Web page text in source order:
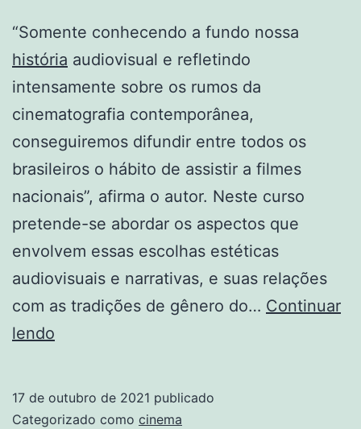
“Somente conhecendo a fundo nossa
história audiovisual e refletindo
intensamente sobre os rumos da
cinematografia contemporânea,
conseguiremos difundir entre todos os
brasileiros o hábito de assistir a filmes
nacionais”, afirma o autor. Neste curso
pretende-se abordar os aspectos que
envolvem essas escolhas estéticas
audiovisuais e narrativas, e suas relações
com as tradições de gênero do… Continuar
lendo
Contemporâneo
17 de outubro de 2021 publicado
Categorizado como cinema